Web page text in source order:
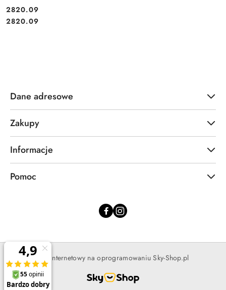
Cena:
2820.09
Cena:
2820.09
Dane adresowe
Zakupy
Informacje
Pomoc
Sklep internetowy na oprogramowaniu Sky-Shop.pl